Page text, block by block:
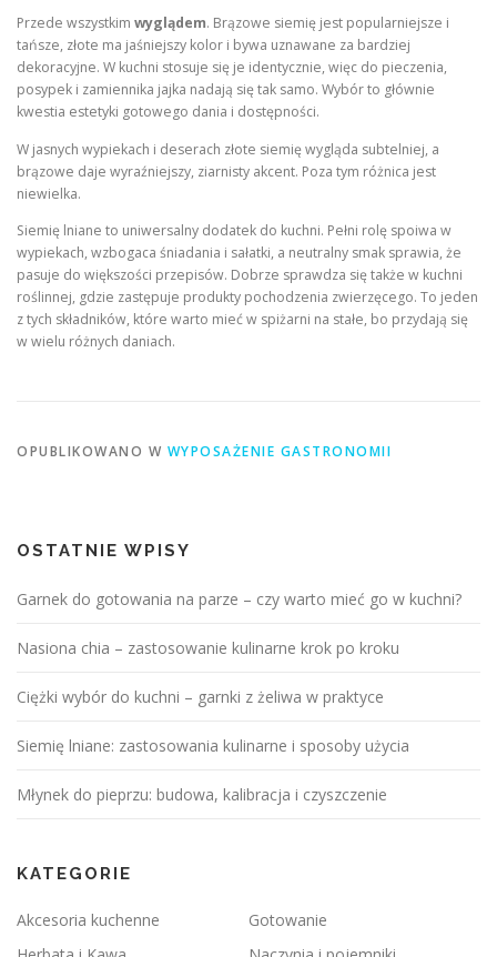
Przede wszystkim wyglądem. Brązowe siemię jest popularniejsze i
tańsze, złote ma jaśniejszy kolor i bywa uznawane za bardziej
dekoracyjne. W kuchni stosuje się je identycznie, więc do pieczenia,
posypek i zamiennika jajka nadają się tak samo. Wybór to głównie
kwestia estetyki gotowego dania i dostępności.
W jasnych wypiekach i deserach złote siemię wygląda subtelniej, a
brązowe daje wyraźniejszy, ziarnisty akcent. Poza tym różnica jest
niewielka.
Siemię lniane to uniwersalny dodatek do kuchni. Pełni rolę spoiwa w
wypiekach, wzbogaca śniadania i sałatki, a neutralny smak sprawia, że
pasuje do większości przepisów. Dobrze sprawdza się także w kuchni
roślinnej, gdzie zastępuje produkty pochodzenia zwierzęcego. To jeden
z tych składników, które warto mieć w spiżarni na stałe, bo przydają się
w wielu różnych daniach.
OPUBLIKOWANO W WYPOSAŻENIE GASTRONOMII
OSTATNIE WPISY
Garnek do gotowania na parze – czy warto mieć go w kuchni?
Nasiona chia – zastosowanie kulinarne krok po kroku
Ciężki wybór do kuchni – garnki z żeliwa w praktyce
Siemię lniane: zastosowania kulinarne i sposoby użycia
Młynek do pieprzu: budowa, kalibracja i czyszczenie
KATEGORIE
Akcesoria kuchenne
Gotowanie